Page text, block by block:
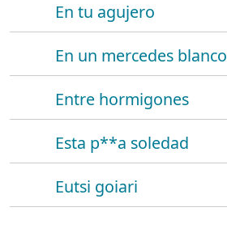
En tu agujero
En un mercedes blanco
Entre hormigones
Esta p**a soledad
Eutsi goiari